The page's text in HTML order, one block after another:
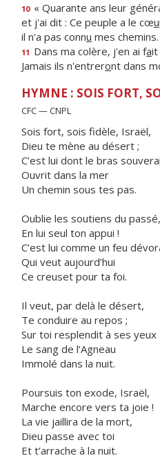
10 « Quarante ans leur
et j'ai dit : Ce peuple a le cœu
il n'a pas connu mes chemins.
11 Dans ma colère, j'en ai fait
Jamais ils n'entreront dans
HYMNE : SOIS FORT,
CFC — CNPL
Sois fort, sois fidèle, Israël,
Dieu te mène au désert ;
C’est lui dont le bras
Ouvrit dans la mer
Un chemin sous tes pas.
Oublie les soutiens du passé,
En lui seul ton appui !
C’est lui comme un feu
Qui veut aujourd’hui
Ce creuset pour ta foi.
Il veut, par delà le désert,
Te conduire au repos ;
Sur toi resplendit à ses yeux
Le sang de l’Agneau
Immolé dans la nuit.
Poursuis ton exode, Israël,
Marche encore vers ta joie !
La vie jaillira de la mort,
Dieu passe avec toi
Et t’arrache à la nuit.